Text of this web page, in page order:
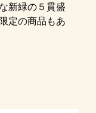
新緑の５貫盛
定の商品もあ